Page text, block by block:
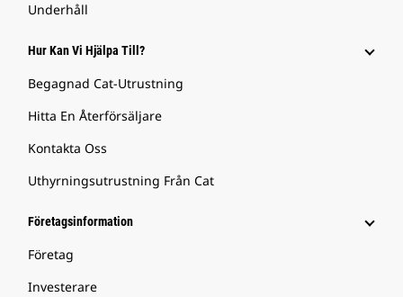
Underhåll
Hur Kan Vi Hjälpa Till?
Begagnad Cat-Utrustning
Hitta En Återförsäljare
Kontakta Oss
Uthyrningsutrustning Från Cat
Företagsinformation
Företag
Investerare